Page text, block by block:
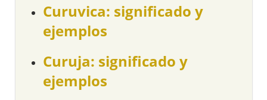
Curuvica: significado y
ejemplos
Curuja: significado y
ejemplos